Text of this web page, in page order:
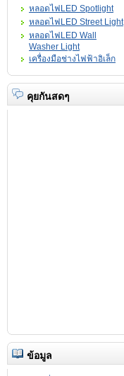
หลอดไฟLED Spotlight
หลอดไฟLED Street Light
หลอดไฟLED Wall
Washer Light
เครื่องมือช่างไฟฟ้าอิเล็ก
คุยกันสดๆ
ข้อมูล